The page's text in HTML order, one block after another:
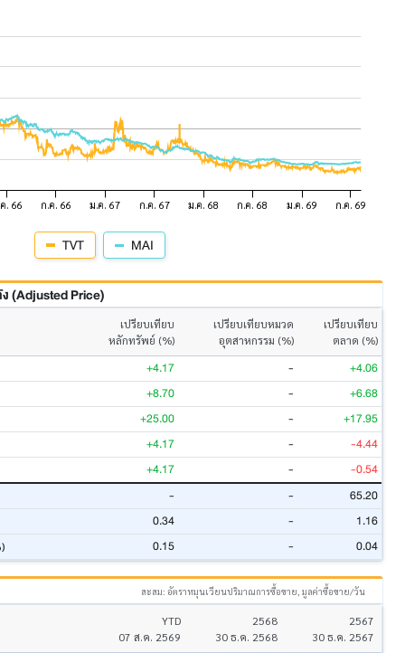
TVT MAI
(Adjusted Price)
เปรียบเทียบ
หลักทรัพย์ (%)
เปรียบเทียบหมวด
อุตสาหกรรม (%)
เปรียบเทียบ
ตลาด (%)
+4.17 - +4.06
+8.70 - +6.68
+25.00 - +17.95
+4.17 - -4.44
+4.17 - -0.54
- - 65.20
0.34 - 1.16
0.15 - 0.04
สะสม: อัตราหมุนเวียนปริมาณการซื้อขาย, มูลค่าซื้อขาย/วัน
YTD
07 ส.ค. 2569
2568
30 ธ.ค. 2568
2567
30 ธ.ค. 2567